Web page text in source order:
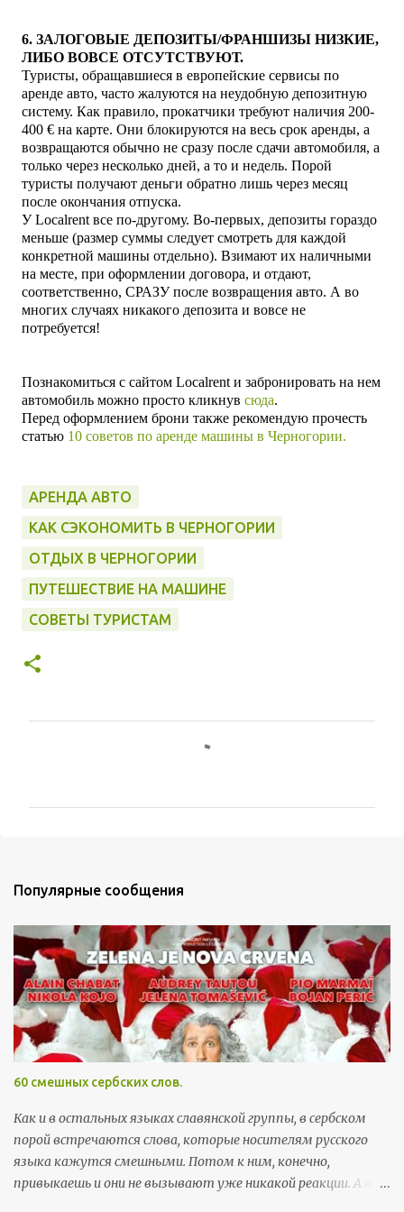
6. ЗАЛОГОВЫЕ ДЕПОЗИТЫ/ФРАНШИЗЫ НИЗКИЕ,
ЛИБО ВОВСЕ ОТСУТСТВУЮТ.
Туристы, обращавшиеся в европейские сервисы по
аренде авто, часто жалуются на неудобную депозитную
систему. Как правило, прокатчики требуют наличия 200-
400 € на карте. Они блокируются на весь срок аренды, а
возвращаются обычно не сразу после сдачи автомобиля, а
только через несколько дней, а то и недель. Порой
туристы получают деньги обратно лишь через месяц
после окончания отпуска.
УLocalrent все по-другому. Во-первых, депозиты гораздо
меньше (размер суммы следует смотреть для каждой
конкретной машины отдельно). Взимают их наличными
на месте, при оформлении договора, и отдают,
соответственно, СРАЗУ после возвращения авто. А во
многих случаях никакого депозита и вовсе не
потребуется!
Познакомиться с сайтом Localrent и забронировать на нем
автомобиль можно просто кликнув сюда.
Перед оформлением брони также рекомендую прочесть
статью 10 советов по аренде машины в Черногории.
АРЕНДА АВТО
КАК СЭКОНОМИТЬ В ЧЕРНОГОРИИ
ОТДЫХ В ЧЕРНОГОРИИ
ПУТЕШЕСТВИЕ НА МАШИНЕ
СОВЕТЫ ТУРИСТАМ
е
т
а
р
и
Популярные сообщения
60 смешных сербских слов.
Как и в остальных языках славянской группы, в сербском
порой встречаются слова, которые носителям русского
языка кажутся смешными. Потом к ним, конечно,
привыкаешь и они не вызывают уже никакой реакции. А вот